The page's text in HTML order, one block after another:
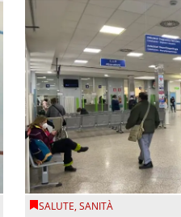
SALUTE,SANITÀ